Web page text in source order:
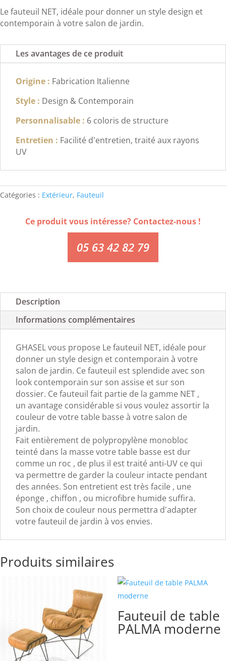
Le fauteuil NET, idéale pour donner un style design et
contemporain à votre salon de jardin.
Les avantages de ce produit
Origine : Fabrication Italienne
Style : Design & Contemporain
Personnalisable : 6 coloris de structure
Entretien : Facilité d'entretien, traité aux rayons
UV
Catégories : Extérieur, Fauteuil
Ce produit vous intéresse? Contactez-nous !
05 63 42 82 79
Description
Informations complémentaires
GHASEL vous propose Le fauteuil NET, idéale pour
donner un style design et contemporain à votre
salon de jardin. Ce fauteuil est splendide avec son
look contemporain sur son assise et sur son
dossier. Ce fauteuil fait partie de la gamme NET ,
un avantage considérable si vous voulez assortir la
couleur de votre table basse à votre salon de
jardin.
Fait entièrement de polypropylène monobloc
teinté dans la masse votre table basse est dur
comme un roc , de plus il est traité anti-UV ce qui
va permettre de garder la couleur intacte pendant
des années. Son entretient est très facile , une
éponge , chiffon , ou microfibre humide suffira.
Son choix de couleur nous permettra d'adapter
votre fauteuil de jardin à vos envies.
Produits similaires
Fauteuil de table
PALMA moderne